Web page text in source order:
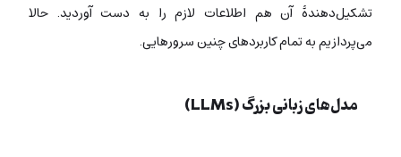
تشکیل‌دهندۀ آن هم اطلاعات لازم را به دست آوردید. حالا
می‌پردازیم به تمام کاربردهای چنین سرورهایی.
مدل‌های زبانی بزرگ (LLMs)